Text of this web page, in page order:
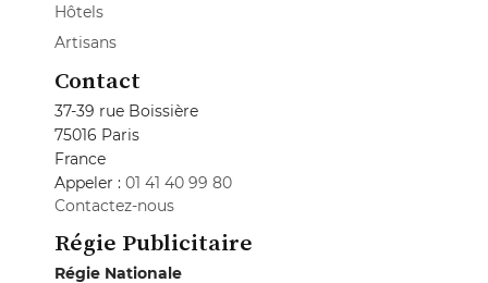
Hôtels
Artisans
Contact
37-39 rue Boissière
75016 Paris
France
Appeler : 01 41 40 99 80
Contactez-nous
Régie Publicitaire
Régie Nationale